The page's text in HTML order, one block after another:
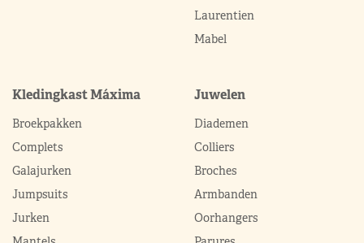
Laurentien
Mabel
Kledingkast Máxima
Broekpakken
Complets
Galajurken
Jumpsuits
Jurken
Juwelen
Diademen
Colliers
Broches
Armbanden
Oorhangers